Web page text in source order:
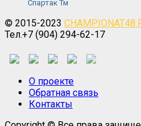
Спартак Тм
© 2015-2023
Тел.+7 (904) 294-62-17
О проекте
Обратная связь
Контакты